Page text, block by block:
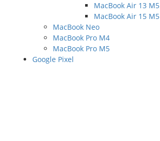
MacBook Air 13 M5
MacBook Air 15 M5
MacBook Neo
MacBook Pro M4
MacBook Pro M5
Google Pixel